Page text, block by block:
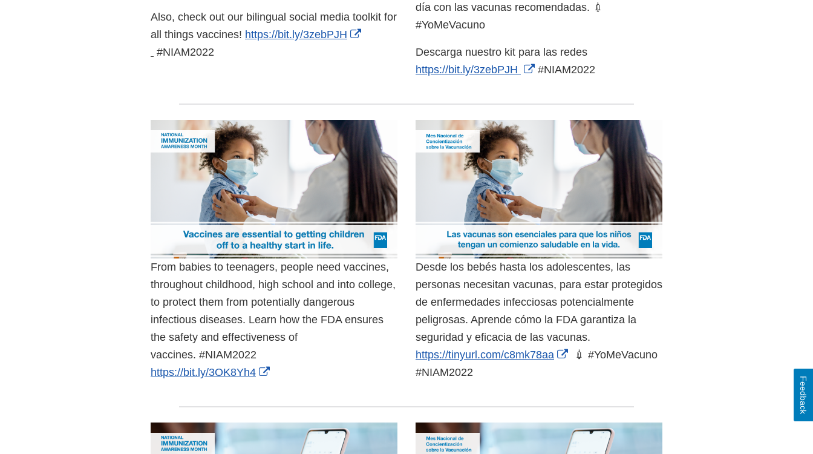
Also, check out our bilingual social media toolkit for
all things vaccines! https://bit.ly/3zebPJH
External
#NIAM2022
día con las vacunas recomendadas. 💉
#YoMeVacuno
Descarga nuestro kit para las redes
https://bit.ly/3zebPJH
External
Disclaimer
#NIAM2022
From babies to teenagers, people need vaccines,
throughout childhood, high school and into college,
to protect them from potentially dangerous
infectious diseases. Learn how the FDA ensures
the safety and effectiveness of
vaccines. #NIAM2022
https://bit.ly/3OK8Yh4
External
Disclaimer
Desde los bebés hasta los adolescentes, las
personas necesitan vacunas, para estar protegidos
de enfermedades infecciosas potencialmente
peligrosas. Aprende cómo la FDA garantiza la
seguridad y eficacia de las vacunas.
https://tinyurl.com/c8mk78aa
External
💉 #YoMeVacuno
#NIAM2022
Feedback